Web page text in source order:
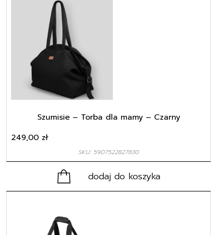
Szumisie – Torba dla mamy – Czarny
SKU: 5907522827830
249,00 zł
dodaj do koszyka